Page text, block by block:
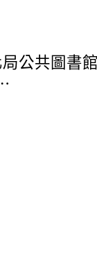
公共圖書